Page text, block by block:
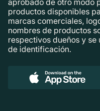
productos disponibles
marcas comerciales,
nombres de productos
respectivos dueños y
de identificación.